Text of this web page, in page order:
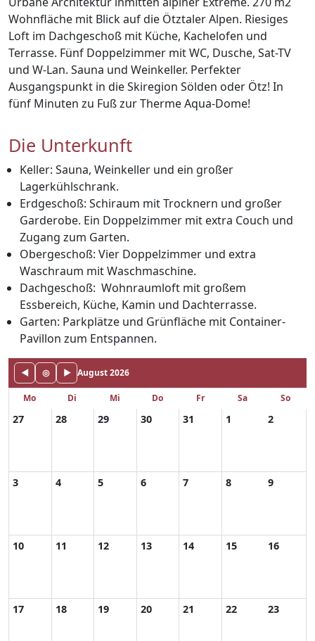
Wohnfläche mit Blick auf die Ötztaler Alpen. Riesiges
Loft im Dachgeschoß mit Küche, Kachelofen und
Terrasse. Fünf Doppelzimmer mit WC, Dusche, Sat-TV
und W-Lan. Sauna und Weinkeller. Perfekter
Ausgangspunkt in die Skiregion Sölden oder Ötz! In
fünf Minuten zu Fuß zur Therme Aqua-Dome!
Die Unterkunft
Keller: Sauna, Weinkeller und ein großer
Lagerkühlschrank.
Erdgeschoß: Schiraum mit Trocknern und großer
Garderobe. Ein Doppelzimmer mit extra Couch und
Zugang zum Garten.
Obergeschoß: Vier Doppelzimmer und extra
Waschraum mit Waschmaschine.
Dachgeschoß: Wohnraumloft mit großem
Essbereich, Küche, Kamin und Dachterrasse.
Garten: Parkplätze und Grünfläche mit Container-
Pavillon zum Entspannen.
◀ ◎ ▶ August 2026
Mo Di Mi Do Fr Sa So
27 28 29 30 31 1 2
3 4 5 6 7 8 9
10 11 12 13 14 15 16
17 18 19 20 21 22 23